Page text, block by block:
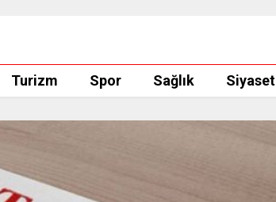
Turizm Spor Sağlık Siyaset